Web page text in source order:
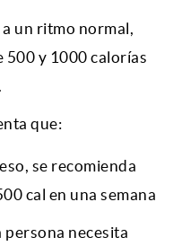
un ritmo normal,
500 y 1000 calorías
que:
se recomienda
cal en una semana
necesita